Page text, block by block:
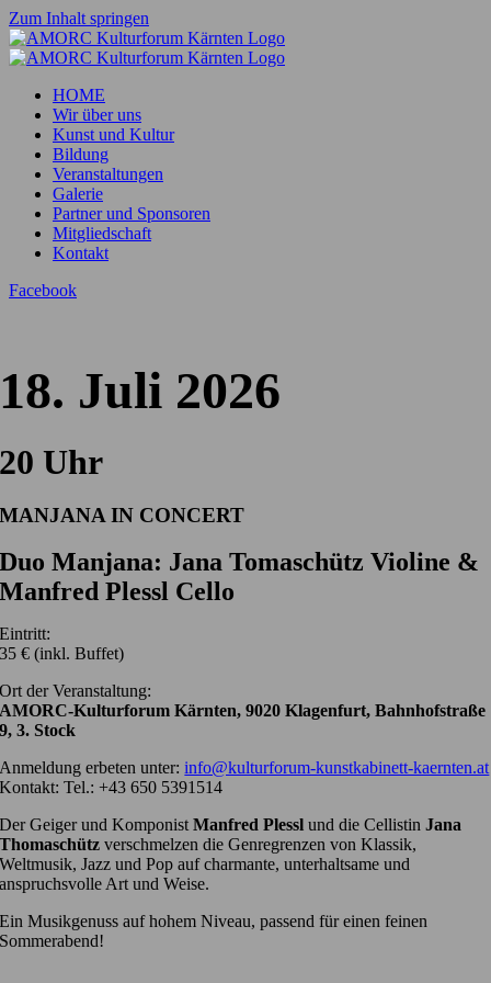
Zum Inhalt springen
HOME
Wir über uns
Kunst und Kultur
Bildung
Veranstaltungen
Galerie
Partner und Sponsoren
Mitgliedschaft
Kontakt
Facebook
18. Juli 2026
20 Uhr
MANJANA IN CONCERT
Duo Manjana: Jana Tomaschütz Violine &
Manfred Plessl Cello
Eintritt:
35 € (inkl. Buffet)
Ort der Veranstaltung:
AMORC-Kulturforum Kärnten, 9020 Klagenfurt, Bahnhofstraße
9, 3. Stock
Anmeldung erbeten unter:info@kulturforum-kunstkabinett-kaernten.at
Kontakt: Tel.: +43 650 5391514
Der Geiger und KomponistManfred Plessl und die CellistinJana
Thomaschütz verschmelzen die Genregrenzen von Klassik,
Weltmusik, Jazz und Pop auf charmante, unterhaltsame und
anspruchsvolle Art und Weise.
Ein Musikgenuss auf hohem Niveau, passend für einen feinen
Sommerabend!